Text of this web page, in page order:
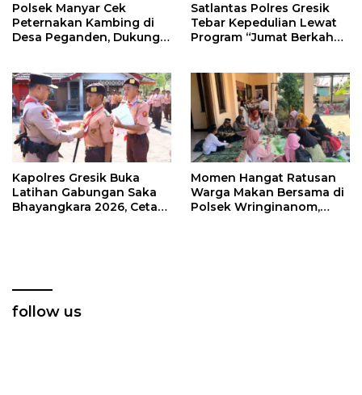
Polsek Manyar Cek
Peternakan Kambing di
Desa Peganden, Dukung
Satlantas Polres Gresik
Tebar Kepedulian Lewat
Program “Jumat Berkah
Kapolres Gresik Buka
Latihan Gabungan Saka
Bhayangkara 2026, Cetak
Momen Hangat Ratusan
Warga Makan Bersama di
Polsek Wringinanom,
follow us